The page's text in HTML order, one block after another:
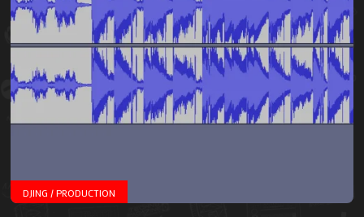
DJING / PRODUCTION